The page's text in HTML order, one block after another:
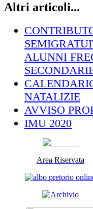
Altri articoli...
ALUNNI
NATALIZIE
AVVISO
IMU 2020
Area Riservata